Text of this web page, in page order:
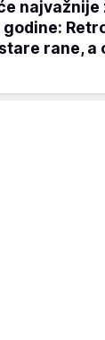
godine:
rane, a